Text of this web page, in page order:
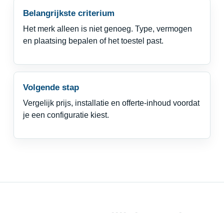
Belangrijkste criterium
Het merk alleen is niet genoeg. Type, vermogen
en plaatsing bepalen of het toestel past.
Volgende stap
Vergelijk prijs, installatie en offerte-inhoud voordat
je een configuratie kiest.